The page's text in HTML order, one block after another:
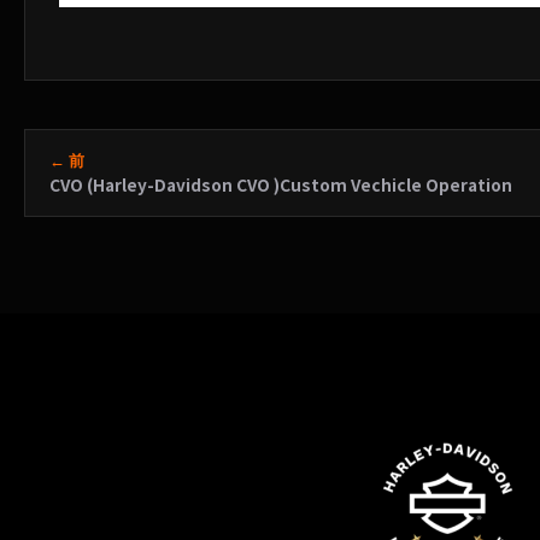
← 前
CVO (Harley-Davidson CVO )Custom Vechicle Operation